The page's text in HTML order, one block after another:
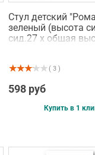
Стул детский
зеленый (высота
сид.27 х общая
( 3 )
598 руб
Купить в 1